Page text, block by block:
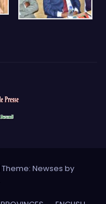
Theme: Newses by